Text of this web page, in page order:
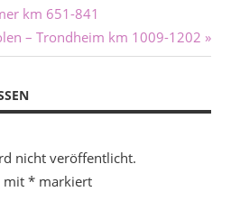
km 651-841
– Trondheim km 1009-1202
nicht veröffentlicht.
mit *markiert